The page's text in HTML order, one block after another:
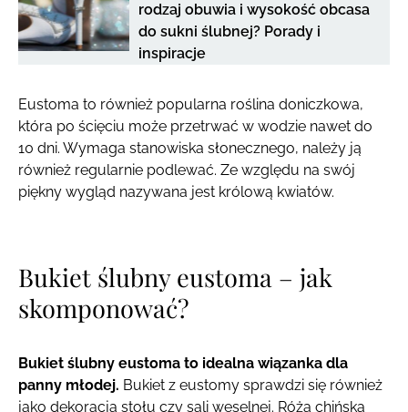
rodzaj obuwia i wysokość obcasa
do sukni ślubnej? Porady i
inspiracje
Eustoma to również popularna roślina doniczkowa,
która po ścięciu może przetrwać w wodzie nawet do
10 dni. Wymaga stanowiska słonecznego, należy ją
również regularnie podlewać. Ze względu na swój
piękny wygląd nazywana jest królową kwiatów.
Bukiet ślubny eustoma – jak
skomponować?
Bukiet ślubny eustoma to idealna wiązanka dla
panny młodej. Bukiet z eustomy sprawdzi się również
jako dekoracja stołu czy sali weselnej. Róża chińska